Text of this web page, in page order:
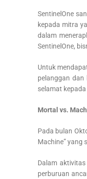
SentinelOne
kepada mitra
dalam
SentinelOne,
Untuk
pelanggan
selamat
Mortal vs.
Pada bulan
Machine” yang
Dalam
perburuan